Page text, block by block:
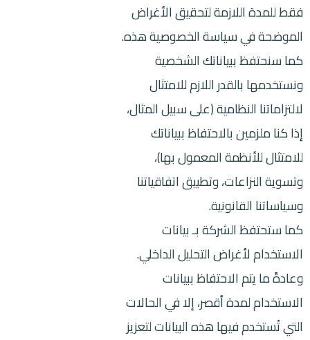
فقط للمدة اللازمة لتحقيق الأغراض
الموضحة في سياسة الخصوصية هذه.
كما سنحتفظ ببياناتك الشخصية
ونستخدمها بالقدر اللازم للامتثال
لالتزاماتنا النظامية (على سبيل المثال،
إذا كنا ملزمين بالاحتفاظ ببياناتك
للامتثال للأنظمة المعمول بها)،
وتسوية النزاعات، وتطبيق اتفاقياتنا
وسياساتنا القانونية.
كما ستحتفظ الشركة بـ بيانات
الاستخدام لأغراض التحليل الداخلي.
وعادةً ما يتم الاحتفاظ ببيانات
الاستخدام لمدة أقصر، إلا في الحالات
التي تُستخدم فيها هذه البيانات لتعزيز